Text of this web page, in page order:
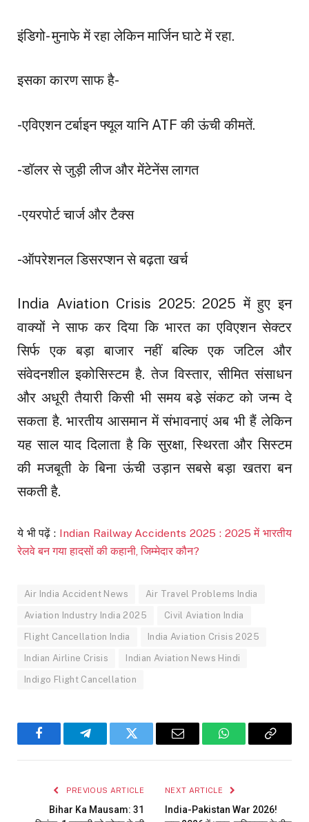
इंडिगो- मुनाफे में रहा लेकिन मार्जिन घाटे में रहा.
इसका कारण साफ है-
-एविएशन टर्बाइन फ्यूल यानि ATF की ऊंची कीमतें.
-डॉलर से जुड़ी लीज और मेंटेनेंस लागत
-एयरपोर्ट चार्ज और टैक्स
-ऑपरेशनल डिसरप्शन से बढ़ता खर्च
India Aviation Crisis 2025: 2025 में हुए इन
वाक्यों ने साफ कर दिया कि भारत का एविएशन सेक्टर
सिर्फ एक बड़ा बाजार नहीं बल्कि एक जटिल और
संवेदनशील इकोसिस्टम है. तेज विस्तार, सीमित संसाधन
और अधूरी तैयारी किसी भी समय बडे़ संकट को जन्म दे
सकता है. भारतीय आसमान में संभावनाएं अब भी हैं लेकिन
यह साल याद दिलाता है कि सुरक्षा, स्थिरता और सिस्टम
की मजबूती के बिना ऊंची उड़ान सबसे बड़ा खतरा बन
सकती है.
ये भी पढ़ें : Indian Railway Accidents 2025 : 2025 में भारतीय
रेलवे बन गया हादसों की कहानी, जिम्मेदार कौन?
Air India Accident News Air Travel Problems India
Aviation Industry India 2025 Civil Aviation India
Flight Cancellation India India Aviation Crisis 2025
Indian Airline Crisis Indian Aviation News Hindi
Indigo Flight Cancellation
FacebookTelegramTwitter Email WhatsAppCopy
PREVIOUS ARTICLE
Bihar Ka Mausam: 31
NEXT ARTICLE
India-Pakistan War 2026!